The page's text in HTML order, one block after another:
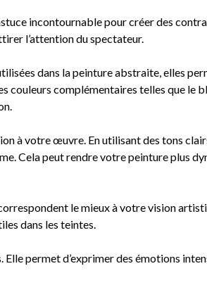
incontournable pour créer des
l’attention du spectateur.
dans la peinture abstraite, elles
couleurs complémentaires telles que le
à votre œuvre. En utilisant des tons
Cela peut rendre votre peinture plus
le mieux à votre vision
dans les teintes.
permet d’exprimer des émotions